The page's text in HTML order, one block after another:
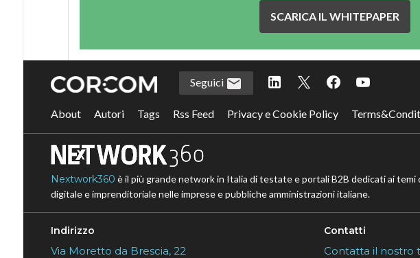
SCARICA IL WHITEPAPER
Seguici
About Autori Tags Rss Feed Privacy e Cookie Policy
Nextwork360 è il più grande network in Italia di testate e portali B2B dedicati ai
digitale e imprenditoriale nelle imprese e pubbliche amministrazioni italiane.
Indirizzo
Via Moretto da Brescia, 22
Contatti
Contatta il nostro